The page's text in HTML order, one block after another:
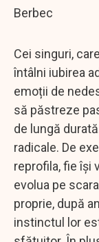
Berbec
Cei singuri,
întâlni iubirea
emoții de
să păstreze
de lungă
radicale. De
reprofila, fie își
evolua pe
proprie, după
instinctul lor